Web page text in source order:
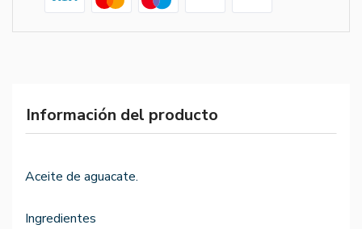
Información del producto
Aceite de aguacate.
Ingredientes